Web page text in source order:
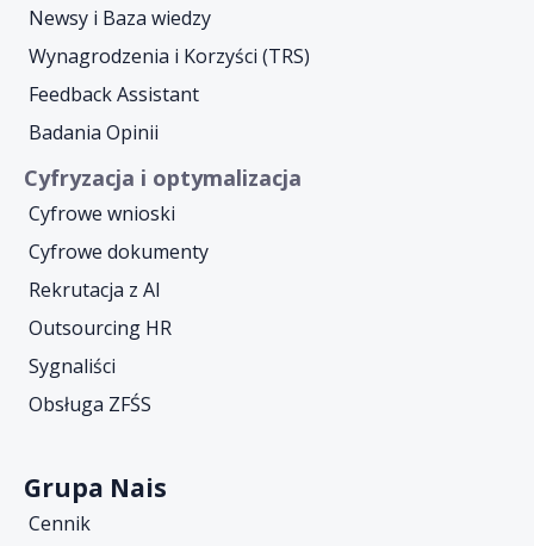
Newsy i Baza wiedzy
Wynagrodzenia i Korzyści (TRS)
Feedback Assistant
Badania Opinii
Cyfryzacja i optymalizacja
Cyfrowe wnioski
Cyfrowe dokumenty
Rekrutacja z AI
Outsourcing HR
Sygnaliści
Obsługa ZFŚS
Grupa Nais
Cennik